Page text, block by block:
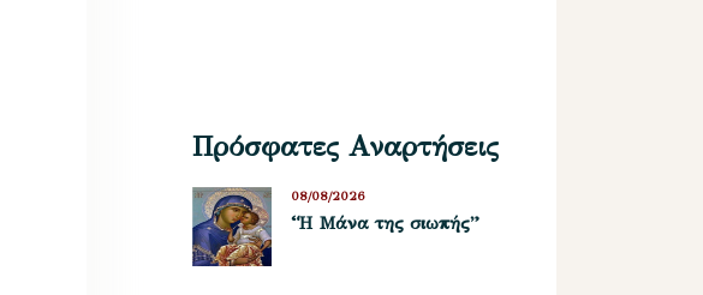
Πρόσφατες Αναρτήσεις
“Η Μάνα της σιωπής”
08/08/2026